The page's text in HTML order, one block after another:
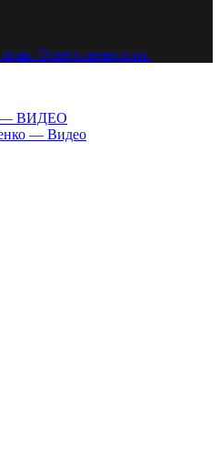
Ответственности.
— ВИДЕО
— Видео